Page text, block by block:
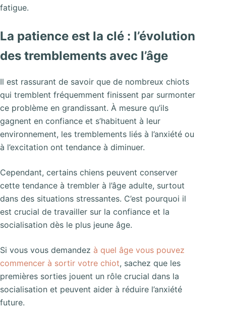
fatigue.
La patience est la clé : l’évolution
des tremblements avec l’âge
Il est rassurant de savoir que de nombreux chiots
qui tremblent fréquemment finissent par surmonter
ce problème en grandissant. À mesure qu’ils
gagnent en confiance et s’habituent à leur
environnement, les tremblements liés à l’anxiété ou
à l’excitation ont tendance à diminuer.
Cependant, certains chiens peuvent conserver
cette tendance à trembler à l’âge adulte, surtout
dans des situations stressantes. C’est pourquoi il
est crucial de travailler sur la confiance et la
socialisation dès le plus jeune âge.
Si vous vous demandez à quel âge vous pouvez
commencer à sortir votre chiot, sachez que les
premières sorties jouent un rôle crucial dans la
socialisation et peuvent aider à réduire l’anxiété
future.